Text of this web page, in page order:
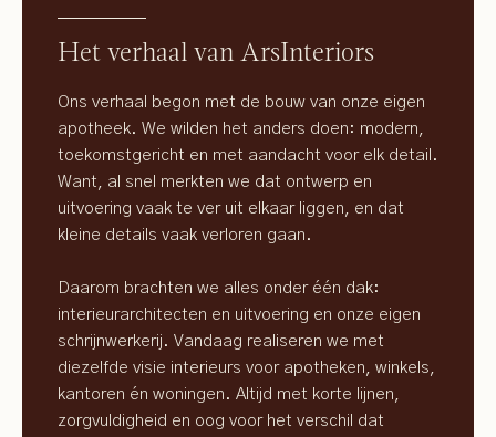
Het verhaal van ArsInteriors
Ons verhaal begon met de bouw van onze eigen
apotheek. We wilden het anders doen: modern,
toekomstgericht en met aandacht voor elk detail.
Want, al snel merkten we dat ontwerp en
uitvoering vaak te ver uit elkaar liggen, en dat
kleine details vaak verloren gaan.
Daarom brachten we alles onder één dak:
interieurarchitecten en uitvoering en onze eigen
schrijnwerkerij. Vandaag realiseren we met
diezelfde visie interieurs voor apotheken, winkels,
kantoren én woningen. Altijd met korte lijnen,
zorgvuldigheid en oog voor het verschil dat